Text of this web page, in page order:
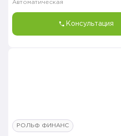
Автоматическая
Консультация
РОЛЬФ ФИНАНС